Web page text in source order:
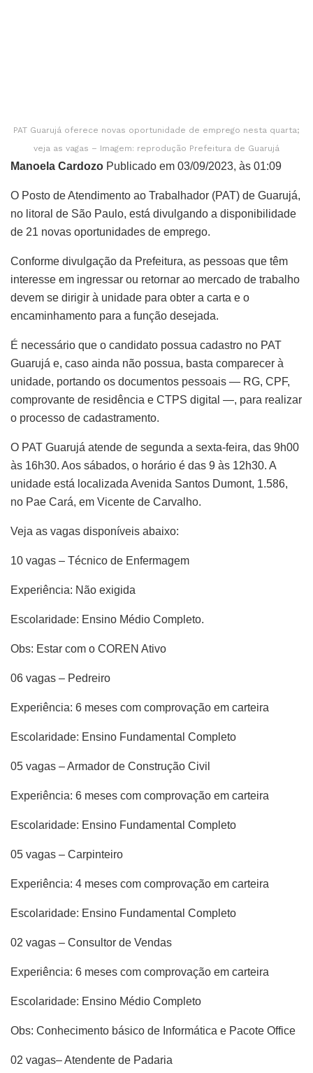
PAT Guarujá oferece novas oportunidade de emprego nesta quarta;
veja as vagas – Imagem: reprodução Prefeitura de Guarujá
Manoela Cardozo Publicado em 03/09/2023, às 01:09
O Posto de Atendimento ao Trabalhador (PAT) de Guarujá,
no litoral de São Paulo, está divulgando a disponibilidade
de 21 novas oportunidades de emprego.
Conforme divulgação da Prefeitura, as pessoas que têm
interesse em ingressar ou retornar ao mercado de trabalho
devem se dirigir à unidade para obter a carta e o
encaminhamento para a função desejada.
É necessário que o candidato possua cadastro no PAT
Guarujá e, caso ainda não possua, basta comparecer à
unidade, portando os documentos pessoais — RG, CPF,
comprovante de residência e CTPS digital —, para realizar
o processo de cadastramento.
O PAT Guarujá atende de segunda a sexta-feira, das 9h00
às 16h30. Aos sábados, o horário é das 9 às 12h30. A
unidade está localizada Avenida Santos Dumont, 1.586,
no Pae Cará, em Vicente de Carvalho.
Veja as vagas disponíveis abaixo:
10 vagas – Técnico de Enfermagem
Experiência: Não exigida
Escolaridade: Ensino Médio Completo.
Obs: Estar com o COREN Ativo
06 vagas – Pedreiro
Experiência: 6 meses com comprovação em carteira
Escolaridade: Ensino Fundamental Completo
05 vagas – Armador de Construção Civil
Experiência: 6 meses com comprovação em carteira
Escolaridade: Ensino Fundamental Completo
05 vagas – Carpinteiro
Experiência: 4 meses com comprovação em carteira
Escolaridade: Ensino Fundamental Completo
02 vagas – Consultor de Vendas
Experiência: 6 meses com comprovação em carteira
Escolaridade: Ensino Médio Completo
Obs: Conhecimento básico de Informática e Pacote Office
02 vagas– Atendente de Padaria